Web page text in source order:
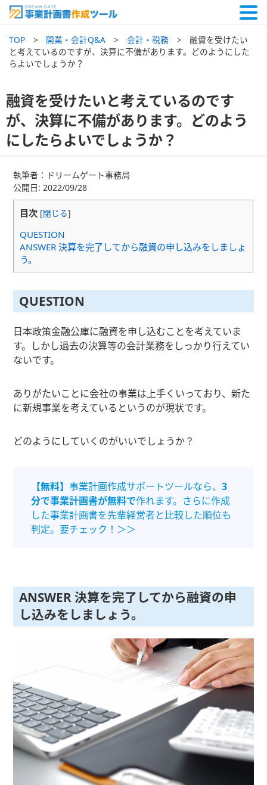
TOP 開業・会計Q&A 会計・税務
融資を受けたい
と考えているのですが、決算に不備があります。どのようにした
らよいでしょうか？
融資を受けたいと考えているのです
が、決算に不備があります。どのよう
にしたらよいでしょうか？
執筆者：ドリームゲート事務局
公開日: 2022/09/28
目次 [閉じる]
QUESTION
ANSWER 決算を完了してから融資の申し込みをしましょ
う。
QUESTION
日本政策金融公庫に融資を申し込むことを考えていま
す。しかし過去の決算等の会計業務をしっかり行えてい
ないです。
ありがたいことに会社の事業は上手くいっており、新た
に新規事業を考えているというのが現状です。
どのようにしていくのがいいでしょうか？
【無料】事業計画作成サポートツールなら、3
分で事業計画書が無料で作れます。さらに作成
した事業計画書を先輩経営者と比較した順位も
判定。要チェック！＞＞
ANSWER 決算を完了してから融資の申
し込みをしましょう。